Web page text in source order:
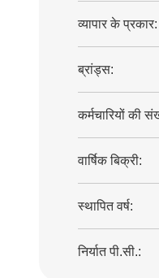
व्यापार के प्रकार:
ब्रांड्स:
कर्मचारियों की
वार्षिक बिक्री:
स्थापित वर्ष:
निर्यात पी.सी.: